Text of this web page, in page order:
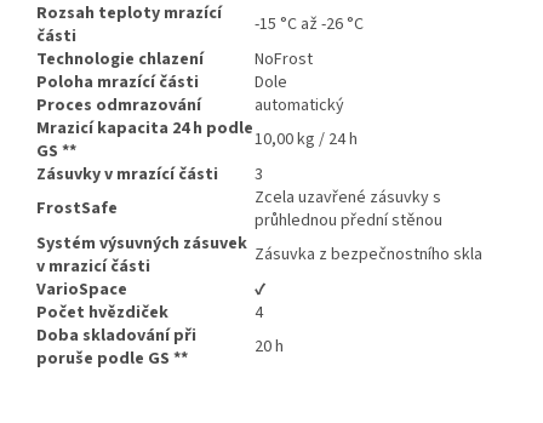
Rozsah teploty mrazící
části
-15 °C až -26 °C
Technologie chlazení
NoFrost
Poloha mrazící části
Dole
Proces odmrazování
automatický
Mrazicí kapacita 24 h podle
GS **
10,00 kg / 24 h
Zásuvky v mrazící části
3
FrostSafe
Zcela uzavřené zásuvky s
průhlednou přední stěnou
Systém výsuvných zásuvek
v mrazicí části
Zásuvka z bezpečnostního skla
VarioSpace
✔
Počet hvězdiček
4
Doba skladování při
poruše podle GS ** 20 h